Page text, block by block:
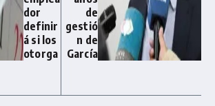
dor
definir
á si los
otorga
de
gestió
n de
García